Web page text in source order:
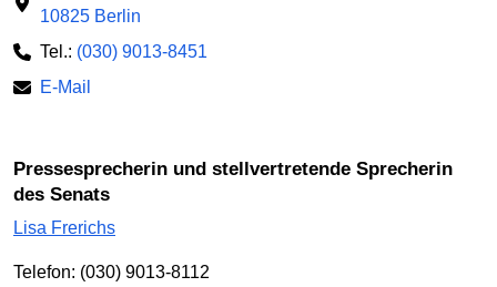
10825 Berlin
Tel.: (030) 9013-8451
E-Mail
Pressesprecherin und stellvertretende Sprecherin
des Senats
Lisa Frerichs
Telefon: (030) 9013-8112